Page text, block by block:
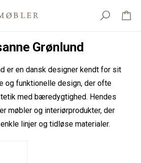
Grønlund
er en dansk designer kendt for sit
og funktionelle design, der ofte
med bæredygtighed. Hendes
møbler og interiørprodukter, der
linjer og tidløse materialer.